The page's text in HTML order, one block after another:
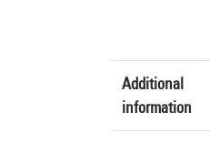
Additional
information